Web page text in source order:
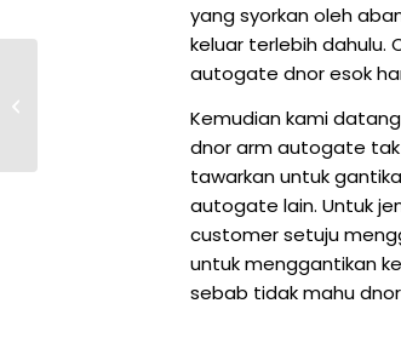
yang syorkan oleh
keluar terlebih
autogate dnor esok
Kemudian kami
dnor arm autogate tak
tawarkan untuk
autogate lain. Untuk
customer setuju
untuk menggantikan
sebab tidak mahu
Berhati-hati Memilih